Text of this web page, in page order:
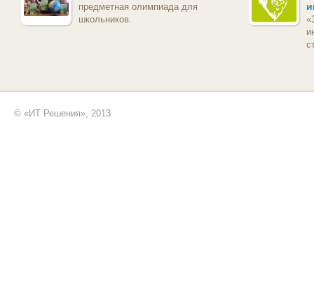
предметная олимпиада для
школьников.
© «ИТ Решения», 2013